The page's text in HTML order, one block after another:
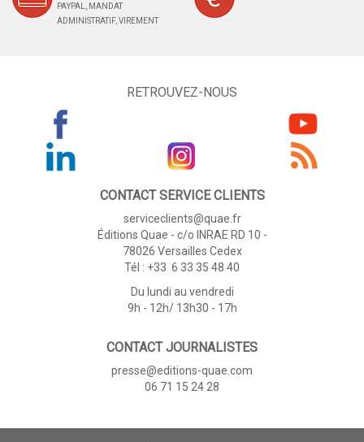
PAYPAL, MANDAT
ADMINISTRATIF, VIREMENT
RETROUVEZ-NOUS
CONTACT SERVICE CLIENTS
serviceclients@quae.fr
Éditions Quae - c/o INRAE RD 10 -
78026 Versailles Cedex
Tél : +33 6 33 35 48 40
Du lundi au vendredi
9h - 12h/ 13h30 - 17h
CONTACT JOURNALISTES
presse@editions-quae.com
06 71 15 24 28